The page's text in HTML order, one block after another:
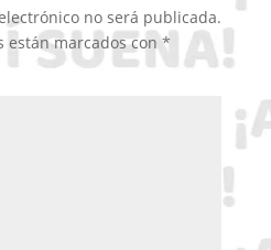
no será publicada.
están marcados con *